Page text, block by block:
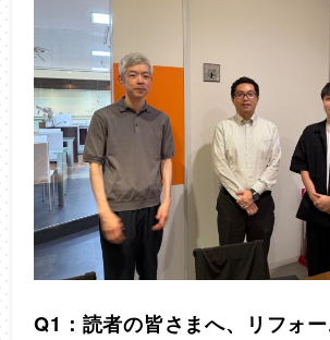
Q1：読者の皆さまへ、リフォ